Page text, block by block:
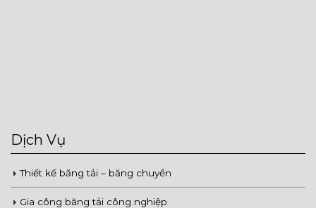
Dịch Vụ
Thiết kế băng tải – băng chuyền
Gia công băng tải công nghiệp